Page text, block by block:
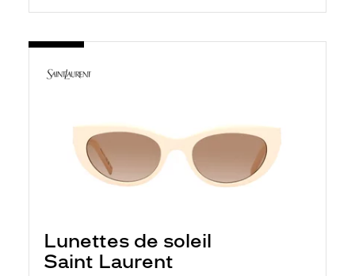
Lunettes de soleil
Saint Laurent